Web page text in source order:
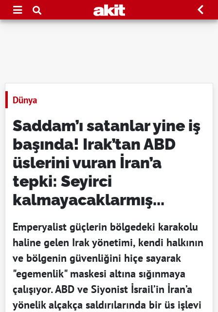
Dünya
Saddam’ı satanlar yine iş
başında! Irak’tan ABD
üslerini vuran İran’a
tepki: Seyirci
kalmayacaklarmış...
Emperyalist güçlerin bölgedeki karakolu
haline gelen Irak yönetimi, kendi halkının
ve bölgenin güvenliğini hiçe sayarak
"egemenlik" maskesi altına sığınmaya
çalışıyor. ABD ve Siyonist İsrail’in İran’a
yönelik alçakça saldırılarında bir üs işlevi